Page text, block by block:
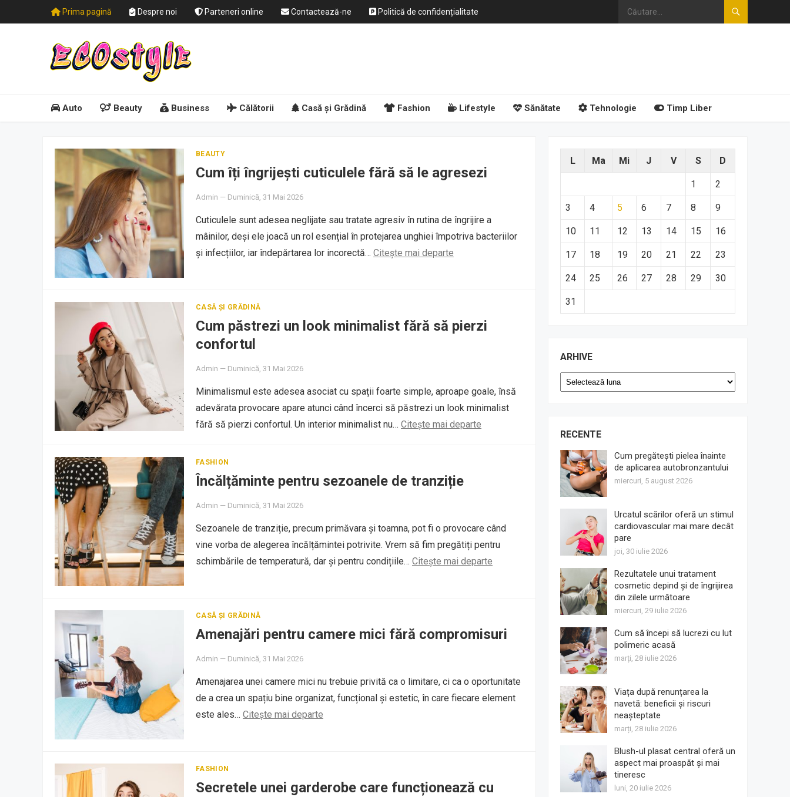
Prima pagină Despre noi Parteneri online Contactează-ne Politică de confidențialitate
Auto Beauty Business Călătorii Casă și Grădină Fashion Lifestyle Sănătate Tehnologie Timp Liber
BEAUTY
Cum îți îngrijești cuticulele fără să le agresezi
Admin — Duminică, 31 Mai 2026
Cuticulele sunt adesea neglijate sau tratate agresiv în rutina de îngrijire a
mâinilor, deși ele joacă un rol esențial în protejarea unghiei împotriva bacteriilor
și infecțiilor, iar îndepărtarea lor incorectă… Citește mai departe
CASĂ ȘI GRĂDINĂ
Cum păstrezi un look minimalist fără să pierzi
confortul
Admin — Duminică, 31 Mai 2026
Minimalismul este adesea asociat cu spații foarte simple, aproape goale, însă
adevărata provocare apare atunci când încerci să păstrezi un look minimalist
fără să pierzi confortul. Un interior minimalist nu… Citește mai departe
FASHION
Încălțăminte pentru sezoanele de tranziție
Admin — Duminică, 31 Mai 2026
Sezoanele de tranziție, precum primăvara și toamna, pot fi o provocare când
vine vorba de alegerea încălțămintei potrivite. Vrem să fim pregătiți pentru
schimbările de temperatură, dar și pentru condițiile… Citește mai departe
CASĂ ȘI GRĂDINĂ
Amenajări pentru camere mici fără compromisuri
Admin — Duminică, 31 Mai 2026
Amenajarea unei camere mici nu trebuie privită ca o limitare, ci ca o oportunitate
de a crea un spațiu bine organizat, funcțional și estetic, în care fiecare element
este ales… Citește mai departe
FASHION
Secretele unei garderobe care funcționează cu
L Ma Mi J V S D
1 2
3 4 5 6 7 8 9
10 11 12 13 14 15 16
17 18 19 20 21 22 23
24 25 26 27 28 29 30
31
ARHIVE
Arhive
RECENTE
Cum pregătești pielea înainte
de aplicarea autobronzantului
miercuri, 5 august 2026
Urcatul scărilor oferă un stimul
cardiovascular mai mare decât
pare
joi, 30 iulie 2026
Rezultatele unui tratament
cosmetic depind și de îngrijirea
din zilele următoare
miercuri, 29 iulie 2026
Cum să începi să lucrezi cu lut
polimeric acasă
marți, 28 iulie 2026
Viața după renunțarea la
navetă: beneficii și riscuri
neașteptate
marți, 28 iulie 2026
Blush-ul plasat central oferă un
aspect mai proaspăt și mai
tineresc
luni, 20 iulie 2026